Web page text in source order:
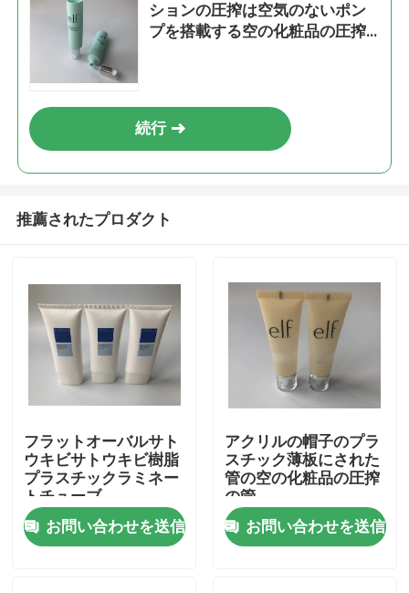
ホーム
ションの圧搾は空気のないポン
プを搭載する空の化粧品の圧搾
続行
推薦されたプロダクト
フラットオーバルサト
ウキビサトウキビ樹脂
プラスチックラミネー
トチューブ
お問い合わせを送信
アクリルの帽子のプラ
スチック薄板にされた
管の空の化粧品の圧搾
の管
お問い合わせを送信